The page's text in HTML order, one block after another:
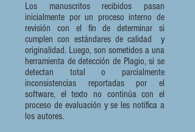
Los manuscritos recibidos pasan
inicialmente por un proceso interno de
revisión con el fin de determinar si
cumplen con estándares de calidad y
originalidad. Luego, son sometidos a una
herramienta de detección de Plagio, si se
detectan total o parcialmente
inconsistencias reportadas por el
software, el texto no continúa con el
proceso de evaluación y se les notifica a
los autores.